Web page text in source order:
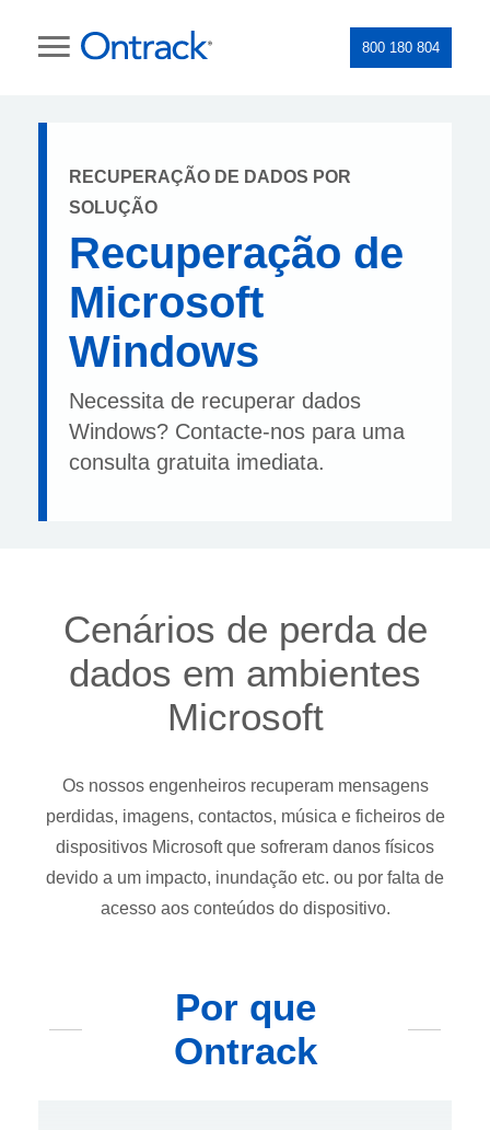
800 180 804
RECUPERAÇÃO DE DADOS POR
SOLUÇÃO
Recuperação de
Microsoft
Windows
Necessita de recuperar dados
Windows? Contacte-nos para uma
consulta gratuita imediata.
Cenários de perda de
dados em ambientes
Microsoft
Os nossos engenheiros recuperam mensagens
perdidas, imagens, contactos, música e ficheiros de
dispositivos Microsoft que sofreram danos físicos
devido a um impacto, inundação etc. ou por falta de
acesso aos conteúdos do dispositivo.
Por que
Ontrack